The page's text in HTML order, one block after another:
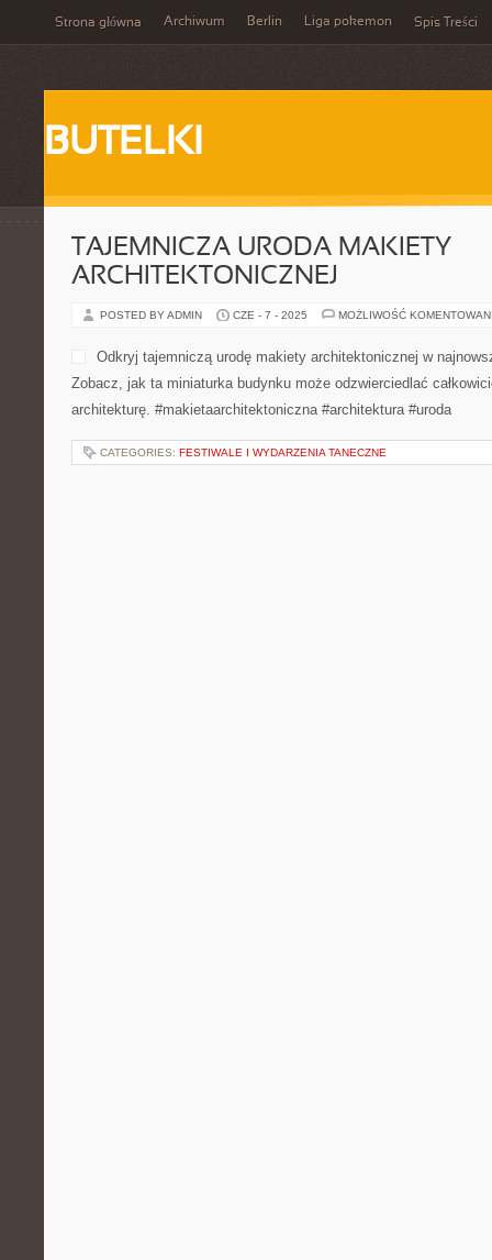
Strona główna Archiwum Berlin Liga pokemon Spis Treści
BUTELKI
TAJEMNICZA URODA MAKIETY
ARCHITEKTONICZNEJ
POSTED BY ADMIN CZE - 7 - 2025 MOŻLIWOŚĆ
Odkryj tajemniczą urodę makiety architektonicznej w
Zobacz, jak ta miniaturka budynku może odzwierciedlać
architekturę. #makietaarchitektoniczna #architektura #uroda
CATEGORIES: FESTIWALE I WYDARZENIA TANECZNE